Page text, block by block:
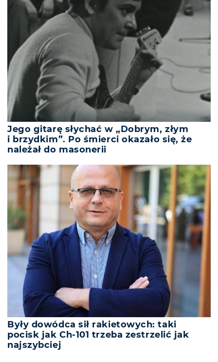
Jego gitarę słychać w „Dobrym, złym
i brzydkim”. Po śmierci okazało się, że
należał do masonerii
Były dowódca sił rakietowych: taki
pocisk jak Ch-101 trzeba zestrzelić jak
najszybciej